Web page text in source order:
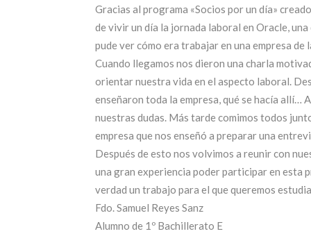
Gracias al programa «Socios por un día»
de vivir un día la jornada laboral en Oracle,
pude ver cómo era trabajar en una empresa
Cuando llegamos nos dieron una charla
orientar nuestra vida en el aspecto laboral.
enseñaron toda la empresa, qué se hacía allí…
nuestras dudas. Más tarde comimos todos
empresa que nos enseñó a preparar una
Después de esto nos volvimos a reunir con
una gran experiencia poder participar en esta
verdad un trabajo para el que queremos
Fdo. Samuel Reyes Sanz
Alumno de 1º Bachillerato E